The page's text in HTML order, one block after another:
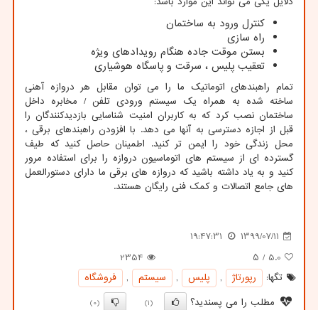
کنترل ورود به ساختمان
راه سازی
بستن موقت جاده هنگام رویدادهای ویژه
تعقیب پلیس ، سرقت و پاسگاه هوشیاری
تمام راهبندهای اتوماتیک ما را می توان مقابل هر دروازه آهنی
ساخته شده به همراه یک سیستم ورودی تلفن / مخابره داخل
ساختمان نصب کرد که به کاربران امنیت شناسایی بازدیدکنندگان را
قبل از اجازه دسترسی به آنها می دهد. با افزودن راهبندهای برقی ،
محل زندگی خود را ایمن تر کنید. اطمینان حاصل کنید که طیف
گسترده ای از سیستم های اتوماسیون دروازه را برای استفاده مرور
کنید و به یاد داشته باشید که دروازه های برقی ما دارای دستورالعمل
های جامع اتصالات و کمک فنی رایگان هستند.
1399/07/11
19:47:31
5.0 / ۵
2354
تگها:
رپورتاژ , پلیس , سیستم ,
فروشگاه
مطلب را می پسندید؟
(1)
(0)